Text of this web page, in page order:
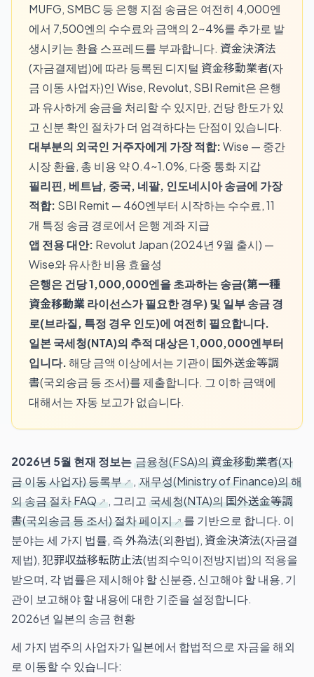
MUFG, SMBC 등 은행 지점 송금은 여전히 4,000엔
에서 7,500엔의 수수료와 금액의 2~4%를 추가로 발
생시키는 환율 스프레드를 부과합니다. 資金決済法
(자금결제법)에 따라 등록된 디지털 資金移動業者(자
금 이동 사업자)인 Wise, Revolut, SBI Remit은 은행
과 유사하게 송금을 처리할 수 있지만, 건당 한도가 있
고 신분 확인 절차가 더 엄격하다는 단점이 있습니다.
대부분의 외국인 거주자에게 가장 적합:Wise — 중간
시장 환율, 총 비용 약 0.4~1.0%, 다중 통화 지갑
필리핀, 베트남, 중국, 네팔, 인도네시아 송금에 가장
적합: SBI Remit — 460엔부터 시작하는 수수료, 11
개 특정 송금 경로에서 은행 계좌 지급
앱 전용 대안: Revolut Japan (2024년 9월 출시) —
Wise와 유사한 비용 효율성
은행은 건당 1,000,000엔을 초과하는 송금(第一種
資金移動業 라이선스가 필요한 경우) 및 일부 송금 경
로(브라질, 특정 경우 인도)에 여전히 필요합니다.
일본 국세청(NTA)의 추적 대상은 1,000,000엔부터
입니다.해당 금액 이상에서는 기관이 国外送金等調
書(국외송금 등 조서)를 제출합니다. 그 이하 금액에
대해서는 자동 보고가 없습니다.
2026년 5월 현재 정보는 금융청(FSA)의 資金移動業者(자
금 이동 사업자) 등록부
, 재무성(Ministry of Finance)의 해
외 송금 절차 FAQ
, 그리고 국세청(NTA)의 国外送金等調
書(국외송금 등 조서) 절차 페이지
를 기반으로 합니다. 이
분야는 세 가지 법률, 즉 外為法(외환법), 資金決済法(자금결
제법), 犯罪収益移転防止法(범죄수익이전방지법)의 적용을
받으며, 각 법률은 제시해야 할 신분증, 신고해야 할 내용, 기
관이 보고해야 할 내용에 대한 기준을 설정합니다.
2026년 일본의 송금 현황
세 가지 범주의 사업자가 일본에서 합법적으로 자금을 해외
로 이동할 수 있습니다: